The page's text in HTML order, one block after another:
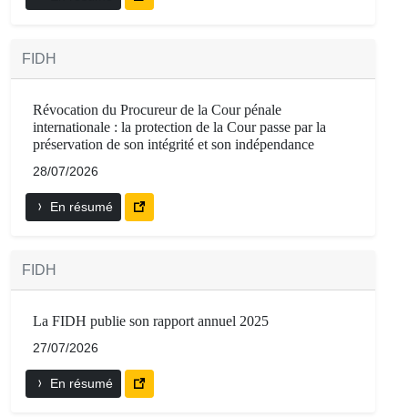
FIDH
Révocation du Procureur de la Cour pénale
internationale : la protection de la Cour passe par la
préservation de son intégrité et son indépendance
28/07/2026
En résumé
FIDH
La FIDH publie son rapport annuel 2025
27/07/2026
En résumé